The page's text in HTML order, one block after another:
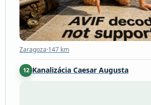
Zaragoza·147 km
12 Kanalizácia Caesar Augusta